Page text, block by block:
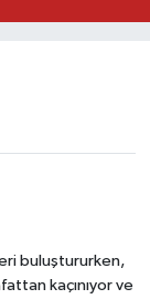
buluştururken,
kaçınıyor ve